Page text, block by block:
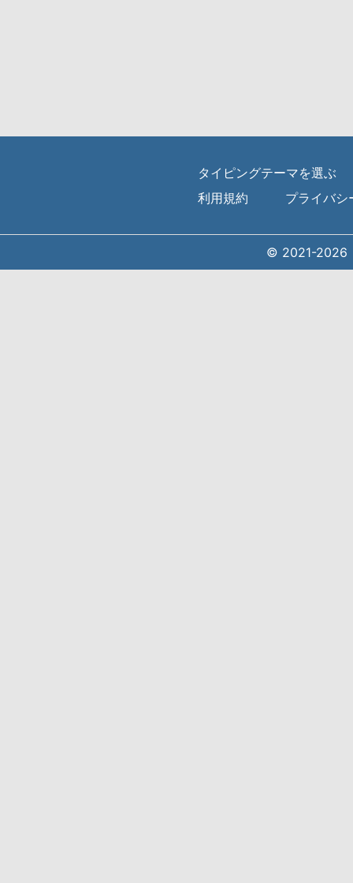
タイピングテーマを選ぶ
利用規約
プライバシ
© 2021-2026